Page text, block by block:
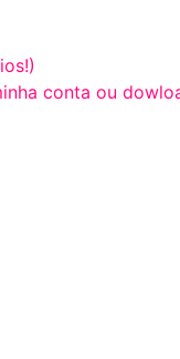
conta ou